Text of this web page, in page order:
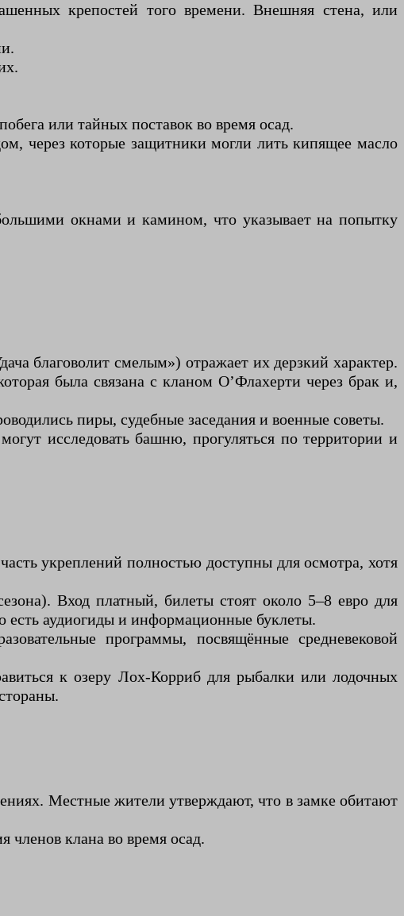
крепостей того времени. Внешняя стена, или
или тайных поставок во время осад.
через которые защитники могли лить кипящее масло
окнами и камином, что указывает на попытку
благоволит смелым») отражает их дерзкий характер.
была связана с кланом О’Флахерти через брак и,
пиры, судебные заседания и военные советы.
исследовать башню, прогуляться по территории и
укреплений полностью доступны для осмотра, хотя
Вход платный, билеты стоят около 5–8 евро для
есть аудиогиды и информационные буклеты.
программы, посвящённые средневековой
к озеру Лох-Корриб для рыбалки или лодочных
Местные жители утверждают, что в замке обитают
членов клана во время осад.